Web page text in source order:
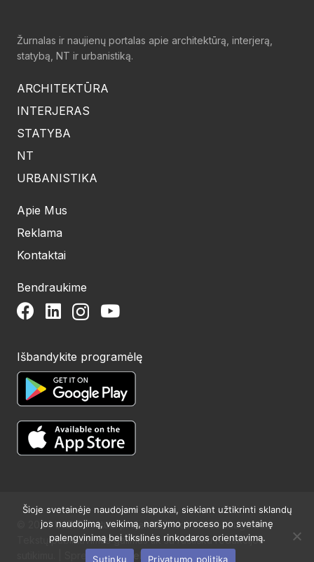
Žurnalas ir naujienų portalas apie architektūrą, interjerą,
statybą, NT ir urbanistiką.
ARCHITEKTŪRA
INTERJERAS
STATYBA
NT
URBANISTIKA
Apie Mus
Reklama
Kontaktai
Bendraukime
Išbandykite programėlę
© 2024 UAB Structum projektai. Visos teisės saugomos.
Tekstų publikavimas galimas tik su raštišku redakcijos
sutikimu. | Sprendimas:Websty
Šioje svetainėje naudojami slapukai, siekiant užtikrinti sklandų
jos naudojimą, veikimą, naršymo proceso po svetainę
palengvinimą bei tikslinės rinkodaros orientavimą.
Sutinku
Privatumo politika